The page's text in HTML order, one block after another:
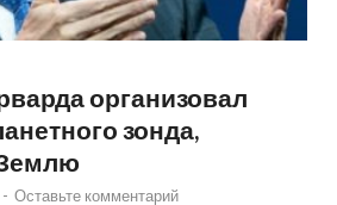
организовал
зонда,
- Оставьте комментарий